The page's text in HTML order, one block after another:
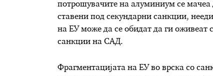
потрошувачите на алуминиум се мачеа
ставени под секундарни санкции,
на ЕУ може да се обидат да ги оживеат
санкции на САД.
Фрагментацијата на ЕУ во врска со